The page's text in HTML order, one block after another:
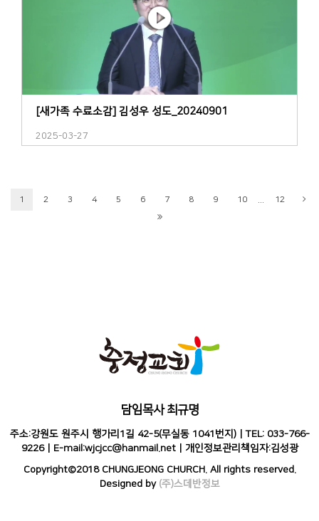
[새가족 수료소감] 김성우 성도_20240901
2025-03-27
1 2 3 4 5 6 7 8 9 10 12
담임목사 최규명
주소:강원도 원주시 행가리1길 42-5(무실동 1041번지) | TEL: 033-766-
9226 | E-mail:wjcjcc@hanmail.net | 개인정보관리책임자:김성광
Copyright©2018 CHUNGJEONG CHURCH. All rights reserved.
Designed by (주)스데반정보